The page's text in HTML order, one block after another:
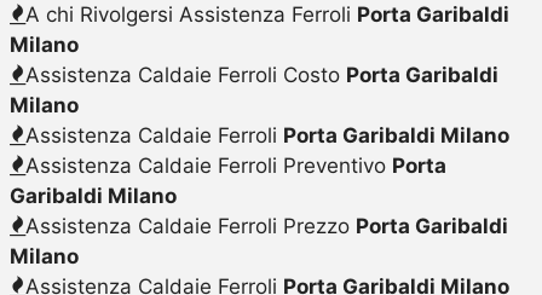
A chi Rivolgersi Assistenza Ferroli Porta Garibaldi
Milano
Assistenza Caldaie Ferroli Costo Porta Garibaldi
Milano
Assistenza Caldaie Ferroli Porta Garibaldi Milano
Assistenza Caldaie Ferroli Preventivo Porta
Garibaldi Milano
Assistenza Caldaie Ferroli Prezzo Porta Garibaldi
Milano
Assistenza Caldaie Ferroli Porta Garibaldi Milano